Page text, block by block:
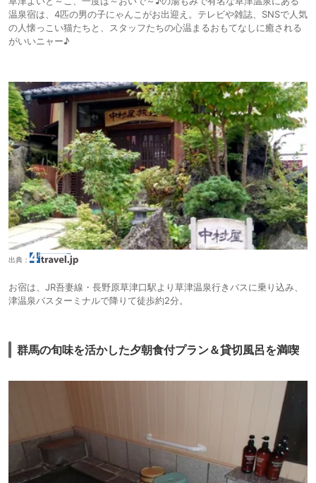
温泉宿は、4匹の男の子にゃんこがお出迎え。テレビや雑誌、SNSで人気
の人懐っこい猫たちと、スタッフたちの心温まるおもてなしに癒される
がいいニャー♪
出典：
お宿は、JR吾妻線・長野原草津口駅より草津温泉行きバスに乗り込み、
津温泉バスターミナルで降りて徒歩約2分。
群馬の旬味を活かした夕朝食付プラン＆貸切風呂を満喫